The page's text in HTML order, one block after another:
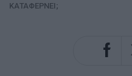
ΚΑΤΑΦΕΡΝΕΙ;